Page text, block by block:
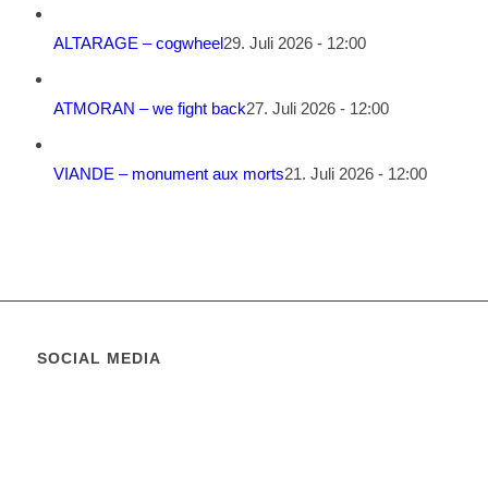
ALTARAGE – cogwheel29. Juli 2026 - 12:00
ATMORAN – we fight back27. Juli 2026 - 12:00
VIANDE – monument aux morts21. Juli 2026 - 12:00
SOCIAL MEDIA